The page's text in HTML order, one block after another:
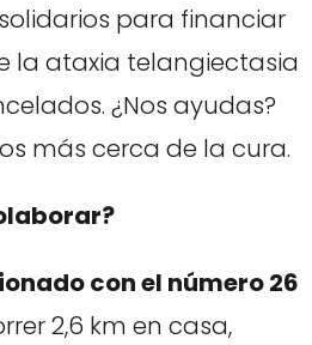
para financiar
la ataxia telangiectasia
¿Nos ayudas?
más cerca de la cura.
con el número 26
2,6 km en casa,